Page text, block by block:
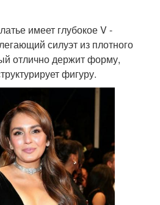
имеет глубокое V -
силуэт из плотного
отлично держит форму,
фигуру.